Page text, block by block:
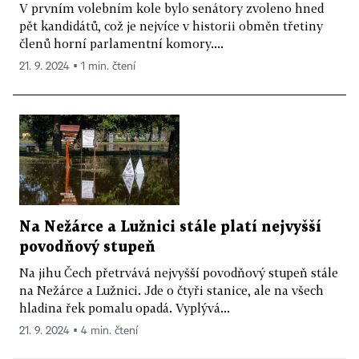
V prvním volebním kole bylo senátory zvoleno hned
pět kandidátů, což je nejvíce v historii obměn třetiny
členů horní parlamentní komory....
21. 9. 2024 ▪ 1 min. čtení
Na Nežárce a Lužnici stále platí nejvyšší
povodňový stupeň
Na jihu Čech přetrvává nejvyšší povodňový stupeň stále
na Nežárce a Lužnici. Jde o čtyři stanice, ale na všech
hladina řek pomalu opadá. Vyplývá...
21. 9. 2024 ▪ 4 min. čtení